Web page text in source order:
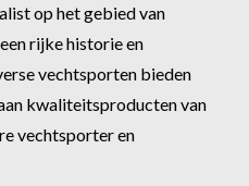
op het gebied van
rijke historie en
vechtsporten bieden
kwaliteitsproducten van
vechtsporter en